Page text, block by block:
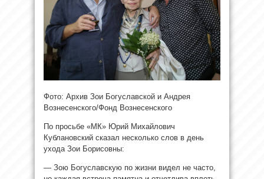
Фото: Архив Зои Богуславской и Андрея
Вознесенского/Фонд Вознесенского
По просьбе «МК» Юрий Михайлович
Кублановский сказал несколько слов в день
ухода Зои Борисовны:
— Зою Богуславскую по жизни видел не часто,